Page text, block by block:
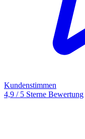
Kundenstimmen
4,9 / 5 Sterne Bewertung